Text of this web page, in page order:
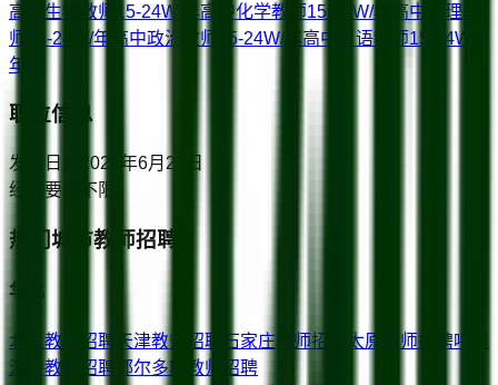
高中生物教师 15-24W/年高中化学教师15-24W/年
高中地理教
师
15-24W/年 高中政治教师 15-24W/年高中日语教师15-24W/
年
职位信息
发布日期
2026年6月21日
经验要求
不限
热门城市教师招聘
华北
北京 教师招聘 天津教师招聘 石家庄 教师招聘 太原 教师招聘呼和
浩特教师招聘 鄂尔多斯 教师招聘